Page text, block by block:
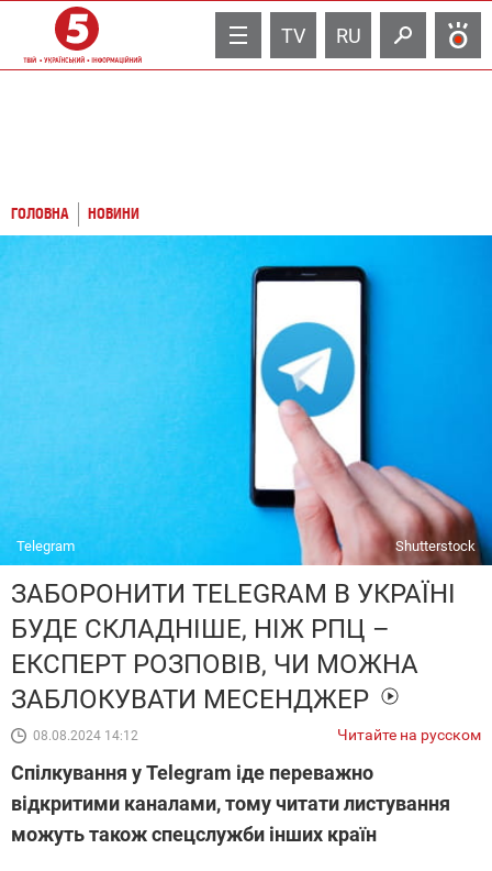
TV RU
ГОЛОВНА НОВИНИ
Telegram Shutterstock
ЗАБОРОНИТИ TELEGRAM В УКРАЇНІ
БУДЕ СКЛАДНІШЕ, НІЖ РПЦ –
ЕКСПЕРТ РОЗПОВІВ, ЧИ МОЖНА
ЗАБЛОКУВАТИ МЕСЕНДЖЕР
08.08.2024 14:12 Читайте на русском
Спілкування у Telegram іде переважно
відкритими каналами, тому читати листування
можуть також спецслужби інших країн